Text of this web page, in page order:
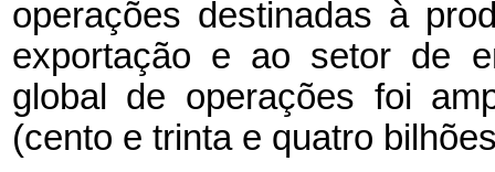
operações destinadas à
exportação e ao setor de
global de operações foi
(cento e trinta e quatro